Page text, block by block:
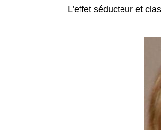
L’effet séducteur et